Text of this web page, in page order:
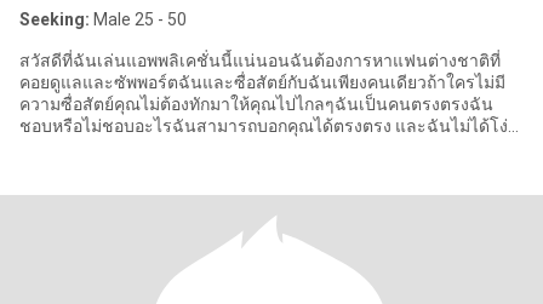
Seeking: Male 25 - 50
สวัสดีที่ฉันเล่นแอพพลิเคชั่นนี้แน่นอนฉันต้องการหาแฟนต่างชาติที่
คอยดูแลและซัพพอร์ตฉันและซื่อสัตย์กับฉันเพียงคนเดียวถ้าใครไม่มี
ความซื่อสัตย์คุณไม่ต้องทักมาให้คุณไปไกลๆฉันเป็นคนตรงตรงฉัน
ชอบหรือไม่ชอบอะไรฉันสามารถบอกคุณได้ตรงตรง และฉันไม่ได้โง่